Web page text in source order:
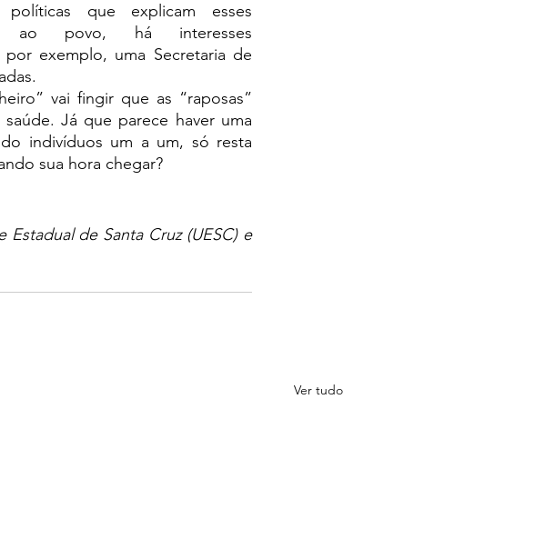
políticas que explicam esses
ao povo, há interesses
exemplo, uma Secretaria de
Já que parece haver uma
indivíduos um a um, só resta
sua hora chegar?
de Santa Cruz (UESC) e
Ver tudo